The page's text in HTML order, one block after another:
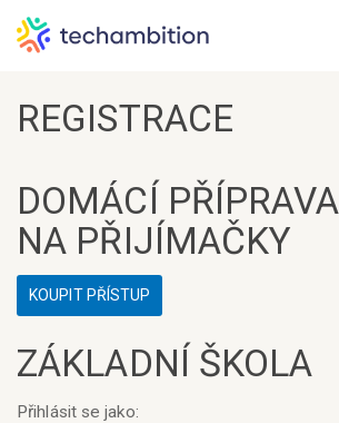
REGISTRACE
DOMÁCÍ PŘÍPRAVA
NA PŘIJÍMAČKY
KOUPIT PŘÍSTUP
ZÁKLADNÍ ŠKOLA
Přihlásit se jako: